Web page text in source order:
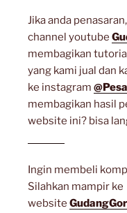
Jika anda
channel youtube
membagikan
yang kami jual dan
ke instagram
membagikan hasil
website ini? bisa
Ingin membeli
Silahkan mampir ke
website